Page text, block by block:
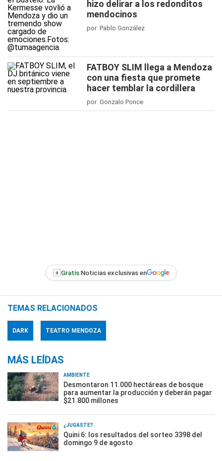
hizo delirar a los redonditos
mendocinos
por Pablo González
FATBOY SLIM llega a Mendoza
con una fiesta que promete
hacer temblar la cordillera
por Gonzalo Ponce
+ Gratis:Noticias exclusivas en
TEMAS RELACIONADOS
DARK TEATRO MENDOZA
MÁS LEÍDAS
AMBIENTE
Desmontaron 11.000 hectáreas de bosque
para aumentar la producción y deberán pagar
$21.800 millones
¿JUGASTE?
Quini 6: los resultados del sorteo 3398 del
domingo 9 de agosto